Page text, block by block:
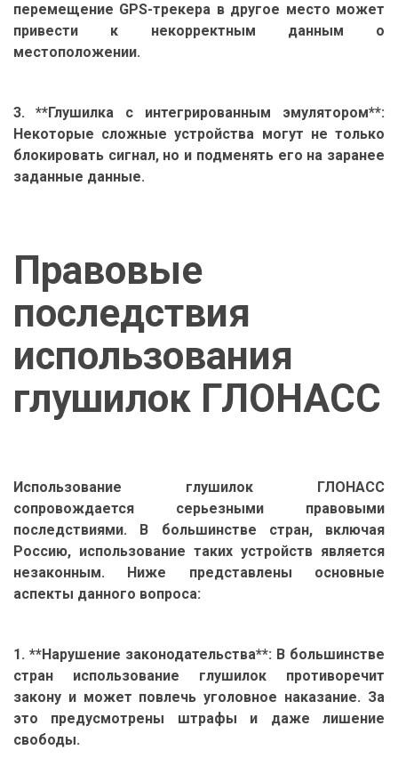
перемещение GPS-трекера в другое место может
привести к некорректным данным о
местоположении.
3. **Глушилка с интегрированным эмулятором**:
Некоторые сложные устройства могут не только
блокировать сигнал, но и подменять его на заранее
заданные данные.
Правовые
последствия
использования
глушилок ГЛОНАСС
Использование глушилок ГЛОНАСС
сопровождается серьезными правовыми
последствиями. В большинстве стран, включая
Россию, использование таких устройств является
незаконным. Ниже представлены основные
аспекты данного вопроса:
1. **Нарушение законодательства**: В большинстве
стран использование глушилок противоречит
закону и может повлечь уголовное наказание. За
это предусмотрены штрафы и даже лишение
свободы.